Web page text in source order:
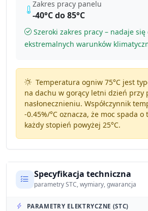
Zakres pracy panelu
-40°C do 85°C
Szeroki zakres pracy – nadaje się
ekstremalnych warunków
Temperatura ogniw 75°C jest
na dachu w gorący letni dzień przy
nasłonecznieniu. Współczynnik
-0.45%/°Coznacza, że moc spada o
każdy stopień powyżej 25°C.
Specyfikacja techniczna
parametry STC, wymiary, gwarancja
PARAMETRY ELEKTRYCZNE (STC)